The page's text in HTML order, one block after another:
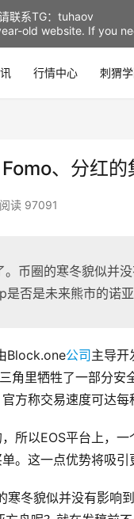
行情中心 刺猬
、分红的
阅读 97091
币圈的寒冬貌似并
否是未来熊市的诺亚
Block.one公司 主导开
角里牺牲了一部分
方称交易速度可达
所以EOS平台上，一
。这一点优势将吸
冬貌似并没有影响
联系TG：tuhaov
old website. If you